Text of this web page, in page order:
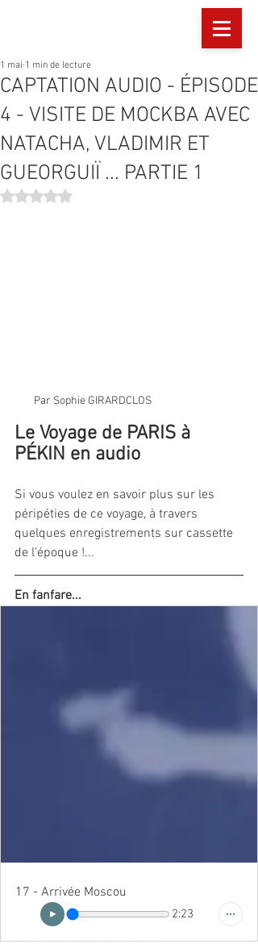
CAPTATION AUDIO - ÉPISODE
4 - VISITE DE MOCKBA AVEC
NATACHA, VLADIMIR ET
GUEORGUIÏ ... PARTIE 1
1 mai 1 min de lecture
Noté NaN étoiles sur 5.
Par Sophie GIRARDCLOS
Le Voyage de PARIS à
PÉKIN en audio
Si vous voulez en savoir plus sur les
péripéties de ce voyage, à travers
quelques enregistrements sur cassette
de l'époque !...
En fanfare...
17 - Arrivée Moscou
2:23